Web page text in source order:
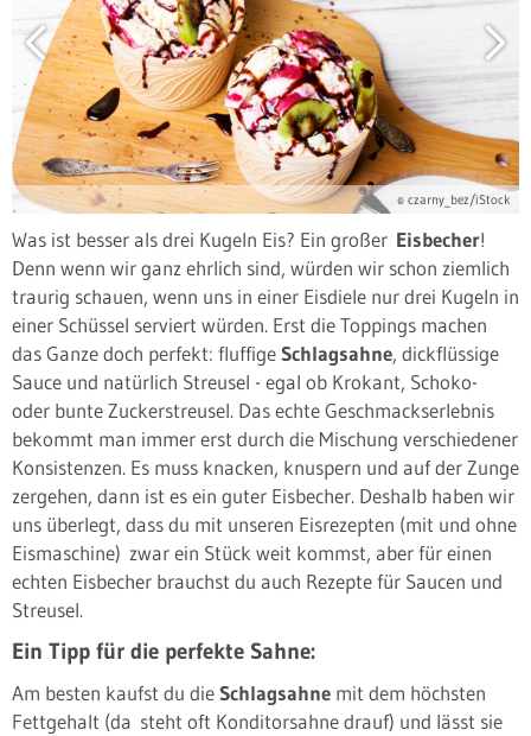
© czarny_bez/iStock
Was ist besser als drei Kugeln Eis? Ein großer Eisbecher!
Denn wenn wir ganz ehrlich sind, würden wir schon ziemlich
traurig schauen, wenn uns in einer Eisdiele nur drei Kugeln in
einer Schüssel serviert würden. Erst die Toppings machen
das Ganze doch perfekt: fluffigeSchlagsahne, dickflüssige
Sauce und natürlich Streusel - egal ob Krokant, Schoko-
oder bunte Zuckerstreusel. Das echte Geschmackserlebnis
bekommt man immer erst durch die Mischung verschiedener
Konsistenzen. Es muss knacken, knuspern und auf der Zunge
zergehen, dann ist es ein guter Eisbecher. Deshalb haben wir
uns überlegt, dass du mit unseren Eisrezepten (mit und ohne
Eismaschine) zwar ein Stück weit kommst, aber für einen
echten Eisbecher brauchst du auch Rezepte für Saucen und
Streusel.
Ein Tipp für die perfekte Sahne:
Am besten kaufst du dieSchlagsahne mit dem höchsten
Fettgehalt (da steht oft Konditorsahne drauf) und lässt sie